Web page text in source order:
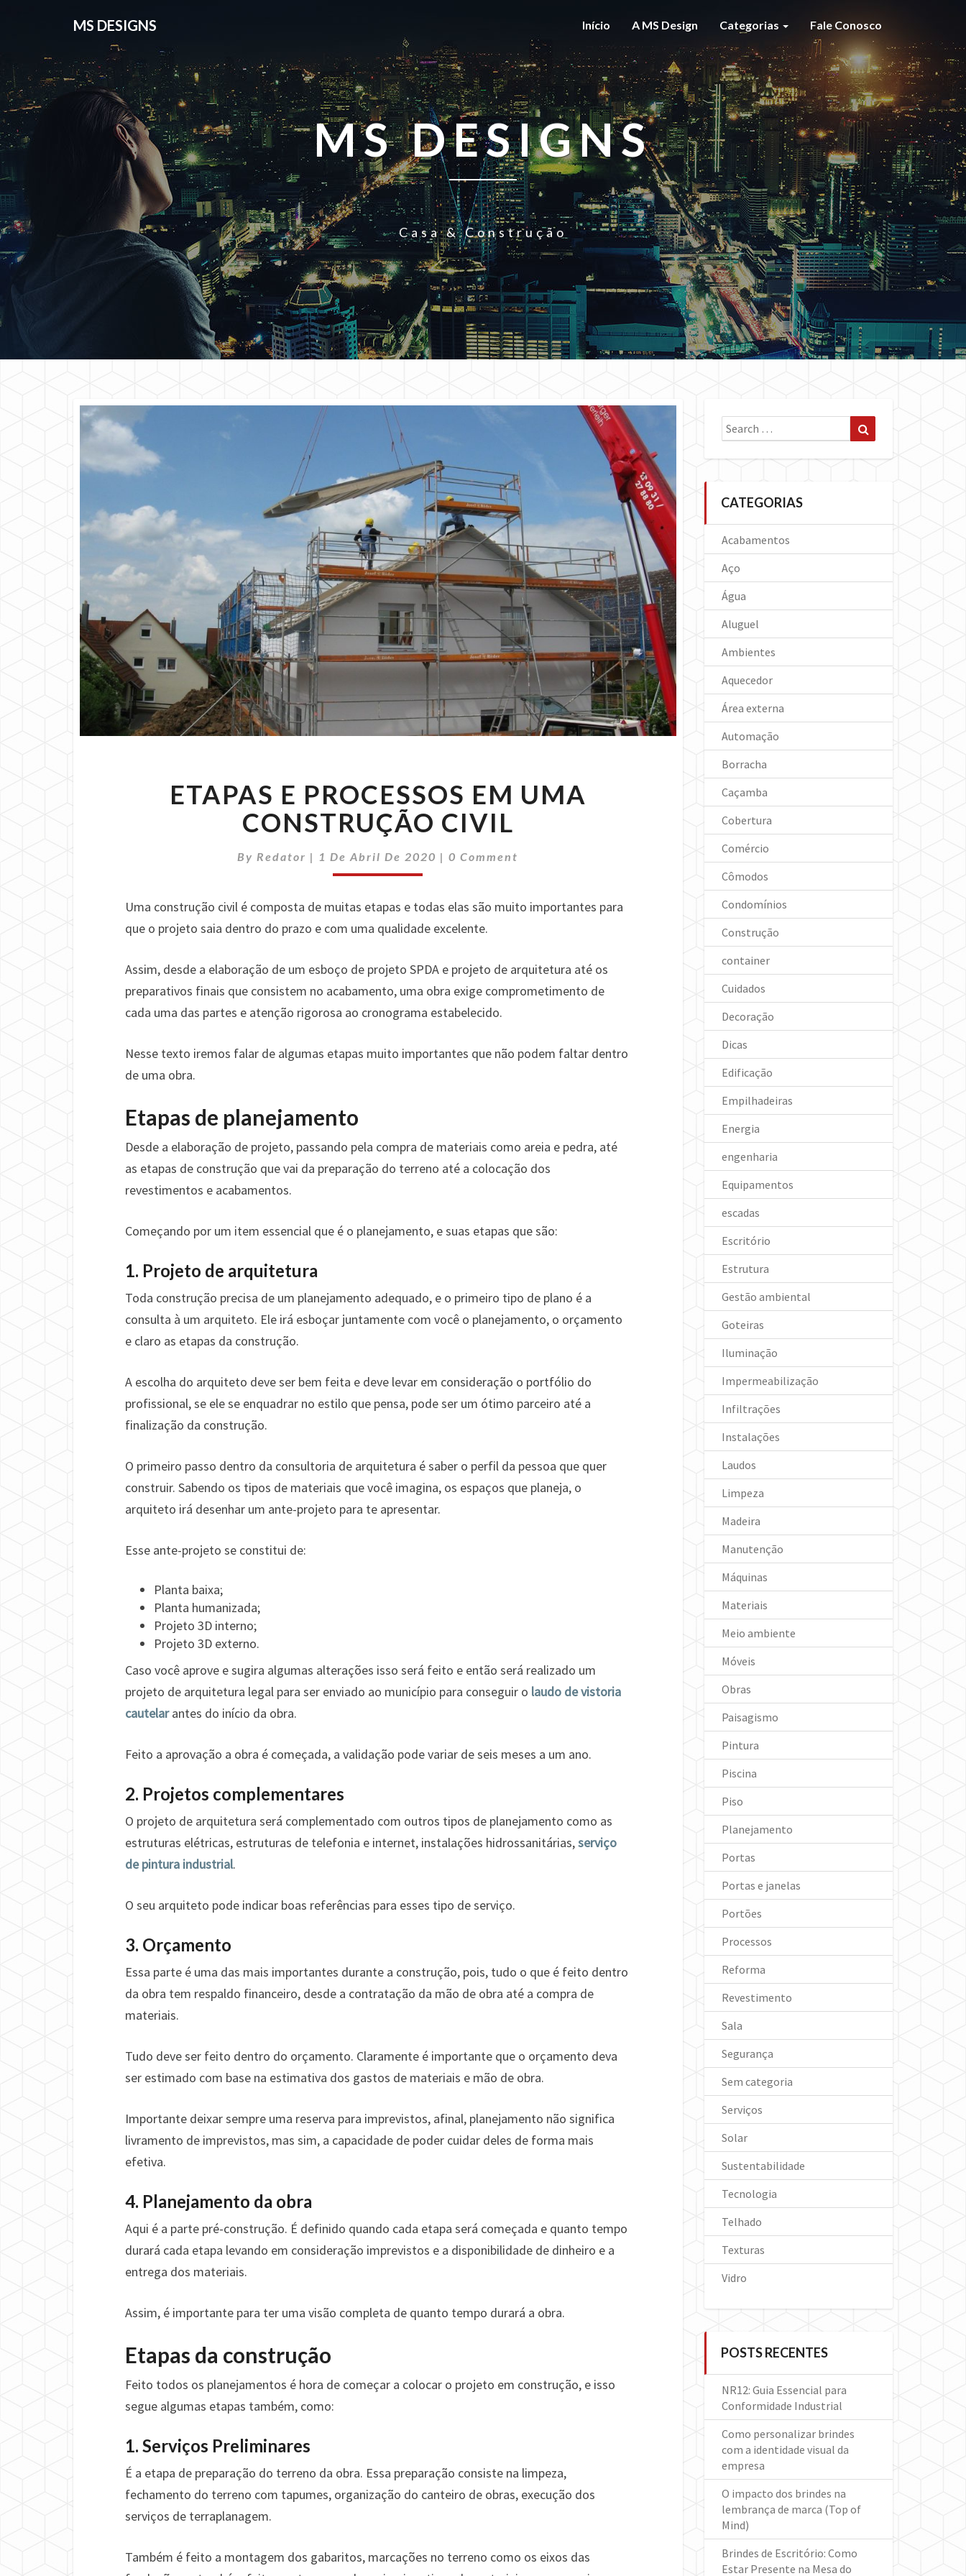
MS DESIGNS Início A MS Design Categorias Fale Conosco
MS DESIGNS
Casa & Construção
E
PROCESSOS
EM
CONSTRUÇÃO
ETAPAS E PROCESSOS EM UMA
CONSTRUÇÃO CIVIL
By Redator | 1 De Abril De 2020 |Comments
0 Comment
Uma construção civil é composta de muitas etapas e todas elas são muito importantes para
que o projeto saia dentro do prazo e com uma qualidade excelente.
Assim, desde a elaboração de um esboço de projeto SPDA e projeto de arquitetura até os
preparativos finais que consistem no acabamento, uma obra exige comprometimento de
cada uma das partes e atenção rigorosa ao cronograma estabelecido.
Nesse texto iremos falar de algumas etapas muito importantes que não podem faltar dentro
de uma obra.
Etapas de planejamento
Desde a elaboração de projeto, passando pela compra de materiais como areia e pedra, até
as etapas de construção que vai da preparação do terreno até a colocação dos
revestimentos e acabamentos.
Começando por um item essencial que é o planejamento, e suas etapas que são:
1. Projeto de arquitetura
Toda construção precisa de um planejamento adequado, e o primeiro tipo de plano é a
consulta à um arquiteto. Ele irá esboçar juntamente com você o planejamento, o orçamento
e claro as etapas da construção.
A escolha do arquiteto deve ser bem feita e deve levar em consideração o portfólio do
profissional, se ele se enquadrar no estilo que pensa, pode ser um ótimo parceiro até a
finalização da construção.
O primeiro passo dentro da consultoria de arquitetura é saber o perfil da pessoa que quer
construir. Sabendo os tipos de materiais que você imagina, os espaços que planeja, o
arquiteto irá desenhar um ante-projeto para te apresentar.
Esse ante-projeto se constitui de:
Planta baixa;
Planta humanizada;
Projeto 3D interno;
Projeto 3D externo.
Caso você aprove e sugira algumas alterações isso será feito e então será realizado um
projeto de arquitetura legal para ser enviado ao município para conseguir o laudo de vistoria
cautelar antes do início da obra.
Feito a aprovação a obra é começada, a validação pode variar de seis meses a um ano.
2. Projetos complementares
O projeto de arquitetura será complementado com outros tipos de planejamento como as
estruturas elétricas, estruturas de telefonia e internet, instalações hidrossanitárias,serviço
de pintura industrial.
O seu arquiteto pode indicar boas referências para esses tipo de serviço.
3. Orçamento
Essa parte é uma das mais importantes durante a construção, pois, tudo o que é feito dentro
da obra tem respaldo financeiro, desde a contratação da mão de obra até a compra de
materiais.
Tudo deve ser feito dentro do orçamento. Claramente é importante que o orçamento deva
ser estimado com base na estimativa dos gastos de materiais e mão de obra.
Importante deixar sempre uma reserva para imprevistos, afinal, planejamento não significa
livramento de imprevistos, mas sim, a capacidade de poder cuidar deles de forma mais
efetiva.
4. Planejamento da obra
Aqui é a parte pré-construção. É definido quando cada etapa será começada e quanto tempo
durará cada etapa levando em consideração imprevistos e a disponibilidade de dinheiro e a
entrega dos materiais.
Assim, é importante para ter uma visão completa de quanto tempo durará a obra.
Etapas da construção
Feito todos os planejamentos é hora de começar a colocar o projeto em construção, e isso
segue algumas etapas também, como:
1. Serviços Preliminares
É a etapa de preparação do terreno da obra. Essa preparação consiste na limpeza,
fechamento do terreno com tapumes, organização do canteiro de obras, execução dos
serviços de terraplanagem.
Também é feito a montagem dos gabaritos, marcações no terreno como os eixos das
Search
for:
CATEGORIAS
Acabamentos
Aço
Água
Aluguel
Ambientes
Aquecedor
Área externa
Automação
Borracha
Caçamba
Cobertura
Comércio
Cômodos
Condomínios
Construção
container
Cuidados
Decoração
Dicas
Edificação
Empilhadeiras
Energia
engenharia
Equipamentos
escadas
Escritório
Estrutura
Gestão ambiental
Goteiras
Iluminação
Impermeabilização
Infiltrações
Instalações
Laudos
Limpeza
Madeira
Manutenção
Máquinas
Materiais
Meio ambiente
Móveis
Obras
Paisagismo
Pintura
Piscina
Piso
Planejamento
Portas
Portas e janelas
Portões
Processos
Reforma
Revestimento
Sala
Segurança
Sem categoria
Serviços
Solar
Sustentabilidade
Tecnologia
Telhado
Texturas
Vidro
POSTS RECENTES
NR12: Guia Essencial para
Conformidade Industrial
Como personalizar brindes
com a identidade visual da
empresa
O impacto dos brindes na
lembrança de marca (Top of
Mind)
Brindes de Escritório: Como
Estar Presente na Mesa do